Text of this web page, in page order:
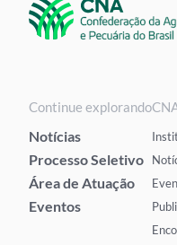
Continue explorando
Notícias
Processo Seletivo
Área de Atuação
Eventos